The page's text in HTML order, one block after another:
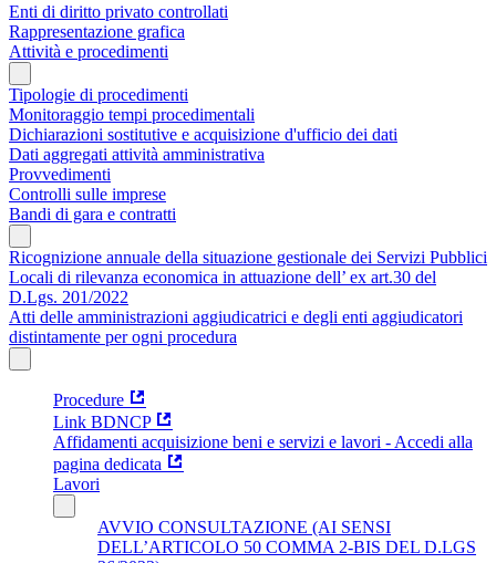
Enti di diritto privato controllati
Rappresentazione grafica
Attività e procedimenti
Tipologie di procedimenti
Monitoraggio tempi procedimentali
Dichiarazioni sostitutive e acquisizione d'ufficio dei dati
Dati aggregati attività amministrativa
Provvedimenti
Controlli sulle imprese
Bandi di gara e contratti
Ricognizione annuale della situazione gestionale dei Servizi Pubblici
Locali di rilevanza economica in attuazione dell’ ex art.30 del
D.Lgs. 201/2022
Atti delle amministrazioni aggiudicatrici e degli enti aggiudicatori
distintamente per ogni procedura
Procedure
Link BDNCP
Affidamenti acquisizione beni e servizi e lavori - Accedi alla
pagina dedicata
Lavori
AVVIO CONSULTAZIONE (AI SENSI
DELL’ARTICOLO 50 COMMA 2-BIS DEL D.LGS